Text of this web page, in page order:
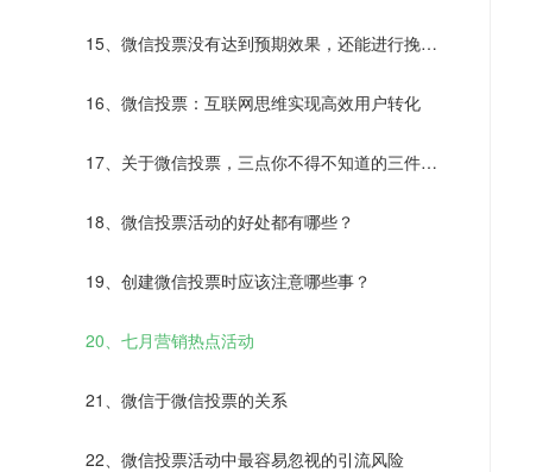
15、微信投票没有达到预期效果，还能进行挽救
16、微信投票：互联网思维实现高效用户转化
17、关于微信投票，三点你不得不知道的三件
事！！
18、微信投票活动的好处都有哪些？
19、创建微信投票时应该注意哪些事？
20、七月营销热点活动
21、微信于微信投票的关系
22、微信投票活动中最容易忽视的引流风险